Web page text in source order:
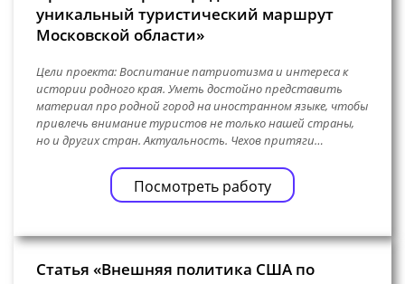
уникальный туристический маршрут
Московской области»
Цели проекта: Воспитание патриотизма и интереса к
истории родного края. Уметь достойно представить
материал про родной город на иностранном языке, чтобы
привлечь внимание туристов не только нашей страны,
но и других стран. Актуальность. Чехов притяги…
Посмотреть работу
Статья «Внешняя политика США по